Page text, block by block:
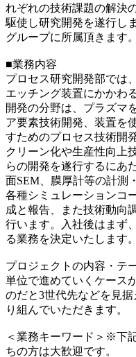
れぞれの技術課題の解決
駆使し研究開発を遂行し
グループに所属頂きます。
■業務内容
プロセス研究開発部では
エッチング装置にかかわ
開発の分野は、プラズマ
ア要素技術開発、装置を
すためのプロセス技術開
クリーン化や生産性向上
らの開発を遂行するにあ
面SEM、膜厚計等の計測
各種シミュレーションコ
成と報告、また技術動向
行います。入社後はまず
る業務を決定いたします。
プロジェクトの内容・テ
単位で進めていくケース
のだと3世代先などを見
り組んでいただきます。
＜業務キーワード＞※下
ちの方は大歓迎です。